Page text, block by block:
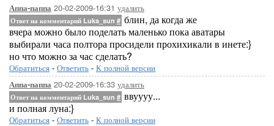
Аппа-паппа 20-02-2009-16:31 удалить
Ответ на комментарий Luka_sun # блин, да когда же
вчера можно было поделать маленько пока аватары
выбирали часа полтора просидели прохихикали в инете:}
но что можно за час сделать?
Обратиться - Ответить - К полной версии
Аппа-паппа 20-02-2009-16:33 удалить
Ответ на комментарий Luka_sun # ввуууу...
и полная луна:}
Обратиться - Ответить - К полной версии